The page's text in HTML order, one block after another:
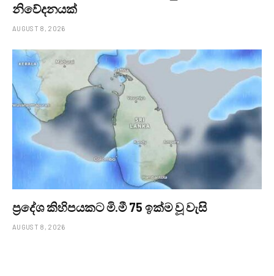
නිවේදනයක්
AUGUST 8, 2026
ප්‍රදේශ කිහිපයකට මි.මී 75 ඉක්ම වූ වැසි
AUGUST 8, 2026